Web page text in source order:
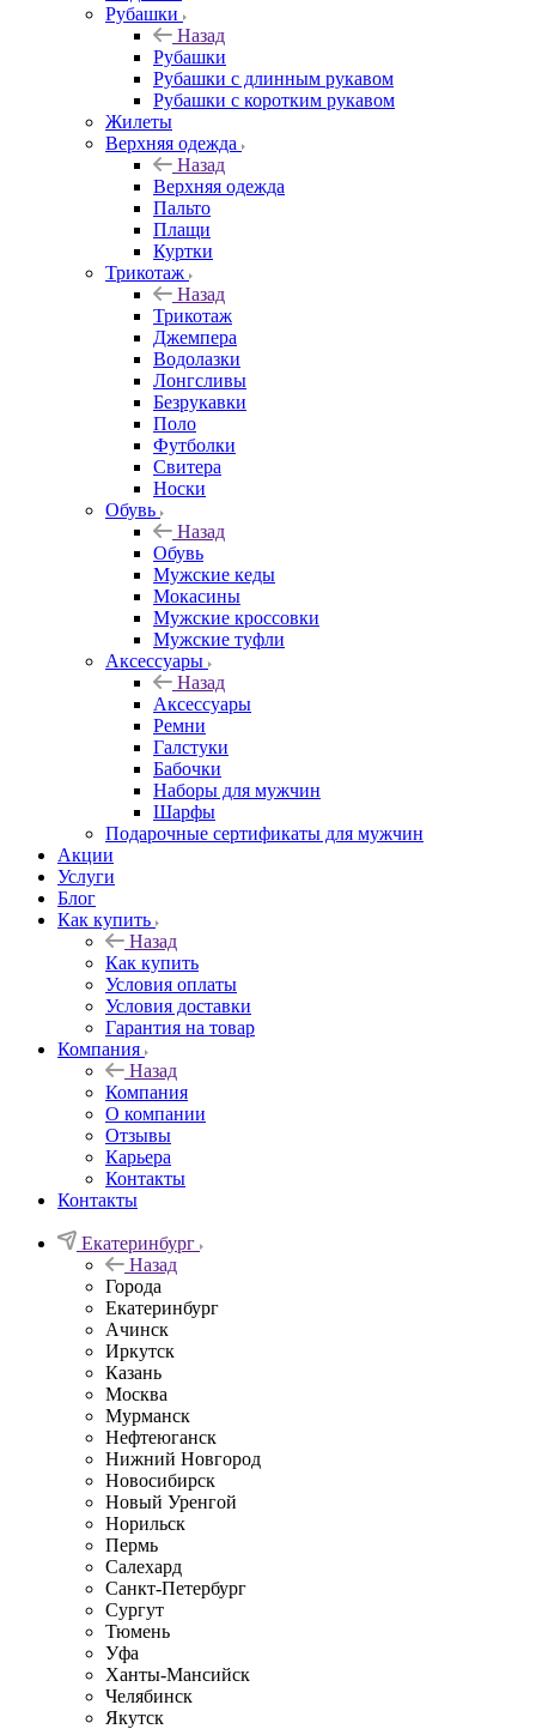
Рубашки
Назад
Рубашки
Рубашки с длинным рукавом
Рубашки с коротким рукавом
Жилеты
Верхняя одежда
Назад
Верхняя одежда
Пальто
Плащи
Куртки
Трикотаж
Назад
Трикотаж
Джемпера
Водолазки
Лонгсливы
Безрукавки
Поло
Футболки
Свитера
Носки
Обувь
Назад
Обувь
Мужские кеды
Мокасины
Мужские кроссовки
Мужские туфли
Аксессуары
Назад
Аксессуары
Ремни
Галстуки
Бабочки
Наборы для мужчин
Шарфы
Подарочные сертификаты для мужчин
Акции
Услуги
Блог
Как купить
Назад
Как купить
Условия оплаты
Условия доставки
Гарантия на товар
Компания
Назад
Компания
О компании
Отзывы
Карьера
Контакты
Контакты
Екатеринбург
Назад
Города
Екатеринбург
Ачинск
Иркутск
Казань
Москва
Мурманск
Нефтеюганск
Нижний Новгород
Новосибирск
Новый Уренгой
Норильск
Пермь
Салехард
Санкт-Петербург
Сургут
Тюмень
Уфа
Ханты-Мансийск
Челябинск
Якутск